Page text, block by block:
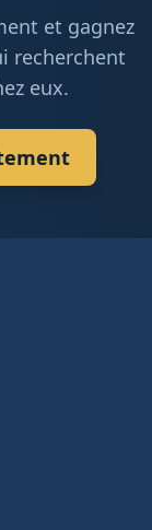
et gagnez
recherchent
eux.